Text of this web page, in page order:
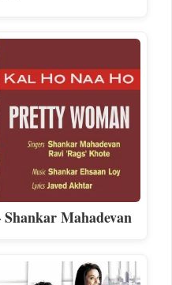
Mahadevan